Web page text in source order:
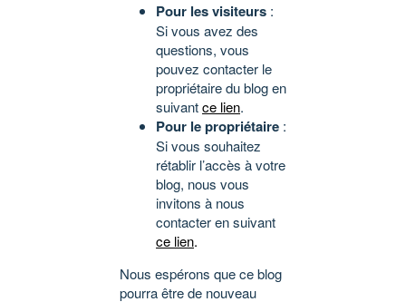
Pour les visiteurs :
Si vous avez des
questions, vous
pouvez contacter le
propriétaire du blog en
suivantce lien.
Pour le propriétaire :
Si vous souhaitez
rétablir l’accès à votre
blog, nous vous
invitons à nous
contacter en suivant
ce lien.
Nous espérons que ce blog
pourra être de nouveau